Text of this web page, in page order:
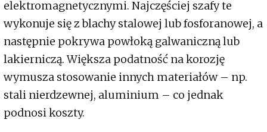
elektromagnetycznymi. Najczęściej szafy te
wykonuje się z blachy stalowej lub fosforanowej, a
następnie pokrywa powłoką galwaniczną lub
lakierniczą. Większa podatność na korozję
wymusza stosowanie innych materiałów – np.
stali nierdzewnej, aluminium – co jednak
podnosi koszty.